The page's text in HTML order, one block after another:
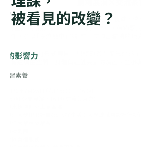
最新消息,
【這就是淡水的故
淡水生活好箱
永續時習課
永續時習，看見學
力：一門策略管
3.97倍的當期社